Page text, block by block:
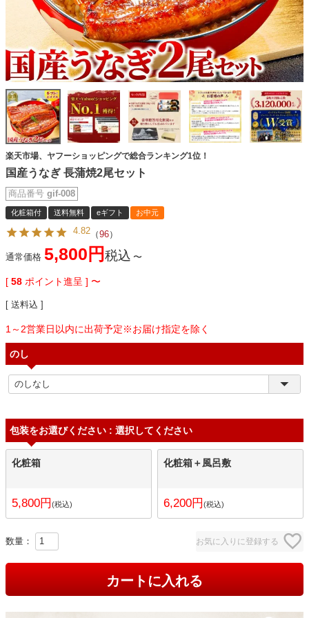
楽天市場、ヤフーショッピングで総合ランキング1位！
国産うなぎ 長蒲焼2尾セット
商品番号 gif-008
化粧箱付 送料無料 eギフト お中元
4.82 （96）
通常価格 5,800 税込 〜
[ 58 ポイント進呈 ] 〜
送料込
1～2営業日以内に出荷予定※お届け指定を除く
のし
包装をお選びください 選択してください
化粧箱
5,800 税込
化粧箱＋風呂敷
6,200 税込
お気に入りに登録する
カートに入れる